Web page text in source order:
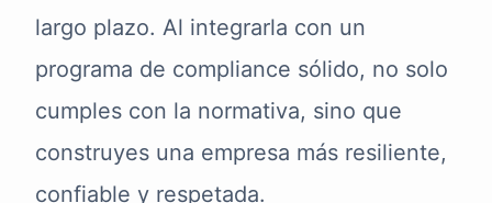
largo plazo. Al integrarla con un
programa de compliance sólido, no solo
cumples con la normativa, sino que
construyes una empresa más resiliente,
confiable y respetada.